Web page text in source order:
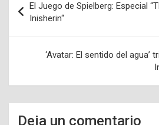
de
entradas
El Juego de Spielberg: Especial
Inisherin“
‘Avatar: El sentido del agua’
Deja un comentario